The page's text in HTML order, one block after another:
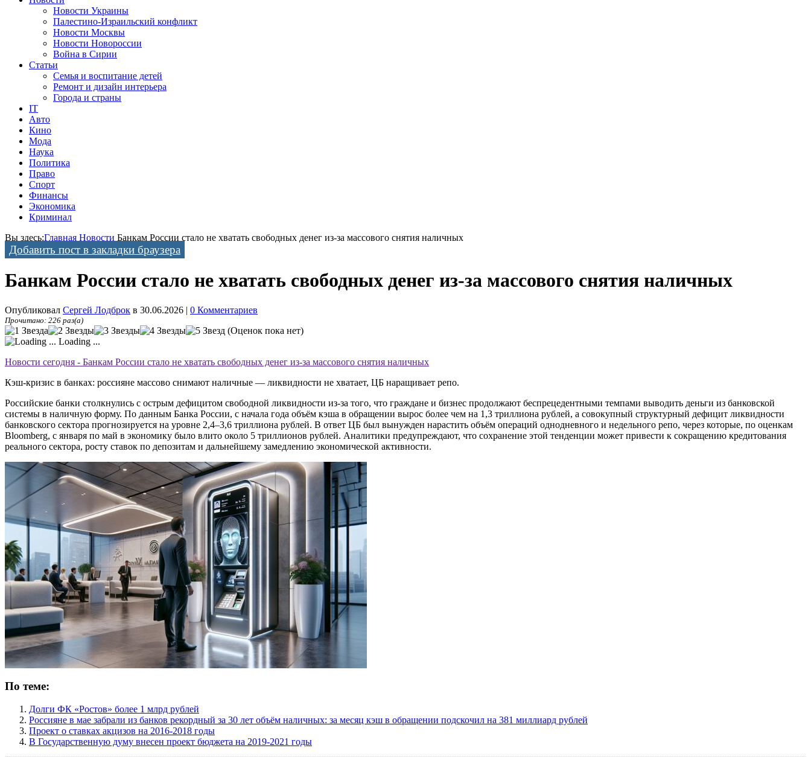
Новости Украины
Палестино-Израильский конфликт
Новости Москвы
Новости Новороссии
Война в Сирии
Статьи
Семья и воспитание детей
Ремонт и дизайн интерьера
Города и страны
IT
Авто
Кино
Мода
Наука
Политика
Право
Спорт
Финансы
Экономика
Криминал
Вы здесь:Главная Новости Банкам России стало не хватать свободных денег из-за массового снятия наличных
Добавить пост в закладки браузера
Банкам России стало не хватать свободных денег из-за массового снятия наличных
Опубликовал Сергей Лодброк в 30.06.2026 | 0 Комментариев
Прочитано: 226 раз(а)
(Оценок пока нет)
Loading ...
Новости сегодня - Банкам России стало не хватать свободных денег из-за массового снятия наличных
Кэш-кризис в банках: россияне массово снимают наличные — ликвидности не хватает, ЦБ наращивает репо.
Российские банки столкнулись с острым дефицитом свободной ликвидности из-за того, что граждане и бизнес продолжают беспрецедентными темпами выводить деньги из банковской
системы в наличную форму. По данным Банка России, с начала года объём кэша в обращении вырос более чем на 1,3 триллиона рублей, а совокупный структурный дефицит ликвидности
банковского сектора прогнозируется на уровне 2,4–3,6 триллиона рублей. В ответ ЦБ был вынужден нарастить объём операций однодневного и недельного репо, через которые, по оценкам
Bloomberg, с января по май в экономику было влито около 5 триллионов рублей. Аналитики предупреждают, что сохранение этой тенденции может привести к сокращению кредитования
реального сектора, росту ставок по депозитам и дальнейшему замедлению экономической активности.
По теме:
Долги ФК «Ростов» более 1 млрд рублей
Россияне в мае забрали из банков рекордный за 30 лет объём наличных: за месяц кэш в обращении подскочил на 381 миллиард рублей
Проект о ставках акцизов на 2016-2018 годы
В Государственную думу внесен проект бюджета на 2019-2021 годы